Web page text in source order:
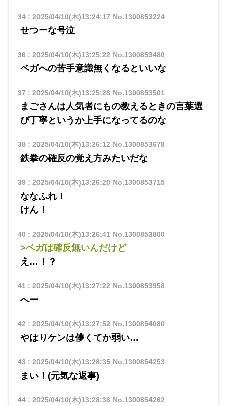
34: 2025/04/10(木)13:24:17 No.1300853224
せつーな号泣
36 : 2025/04/10(木)13:25:22 No.1300853480
ベガへの苦手意識無くなるといいな
37 : 2025/04/10(木)13:25:28No.1300853501
まごさんは人気者にもの教えるときの言葉選
び丁寧というか上手になってるのな
38: 2025/04/10(木)13:26:12 No.1300853678
鉄拳の確反の覚え方みたいだな
39: 2025/04/10(木)13:26:20 No.1300853715
ななふれ！
けん！
40 : 2025/04/10(木)13:26:41 No.1300853800
>ベガは確反無いんだけど
え…！？
41 : 2025/04/10(木)13:27:22 No.1300853958
へー
42 : 2025/04/10(木)13:27:52 No.1300854080
やはりケンは儚くてか弱い…
43 : 2025/04/10(木)13:28:35No.1300854253
まい！(元気な返事)
44: 2025/04/10(木)13:28:36 No.1300854262